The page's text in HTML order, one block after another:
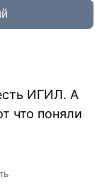
ИГИЛ. А
что поняли